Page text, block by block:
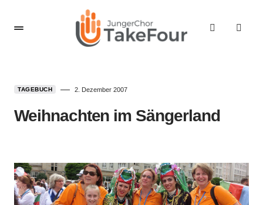
TAGEBUCH 2. Dezember 2007
Weihnachten im Sängerland